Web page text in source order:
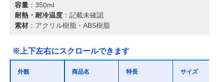
容量 ：350ml
耐熱・耐冷温度 ：記載未確認
素材 ：アクリル樹脂・ABS樹脂
※上下左右にスクロールできます
外観 商品名 特長 サイズ